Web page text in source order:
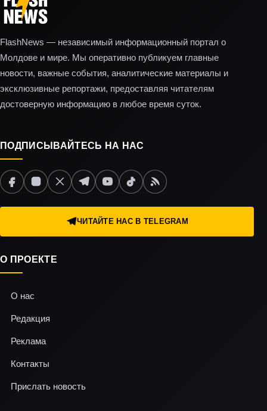
FlashNews — независимый информационный портал о
Молдове и мире. Мы оперативно публикуем главные
новости, важные события, аналитические материалы и
эксклюзивные репортажи, предоставляя читателям
достоверную информацию в любое время суток.
ПОДПИСЫВАЙТЕСЬ НА НАС
ЧИТАЙТЕ НАС В TELEGRAM
О ПРОЕКТЕ
О нас
Редакция
Реклама
Контакты
Прислать новость